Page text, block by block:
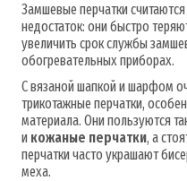
Замшевые перчатки
недостаток: они быстро
увеличить срок службы
обогревательных приборах.
С вязаной шапкой и шарфом
трикотажные перчатки,
материала. Они пользуются
и кожаные перчатки, а
перчатки часто украшают
меха.